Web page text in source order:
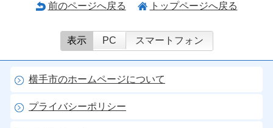
前のページへ戻る トップページへ戻る
表示 PC スマートフォン
横手市のホームページについて
プライバシーポリシー